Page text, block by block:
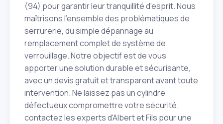
(94) pour garantir leur tranquillité d'esprit. Nous
maîtrisons l'ensemble des problématiques de
serrurerie, du simple dépannage au
remplacement complet de système de
verrouillage. Notre objectif est de vous
apporter une solution durable et sécurisante,
avec un devis gratuit et transparent avant toute
intervention. Ne laissez pas un cylindre
défectueux compromettre votre sécurité;
contactez les experts d'Albert et Fils pour une